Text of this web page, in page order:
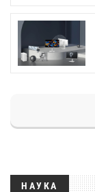
НАУКА